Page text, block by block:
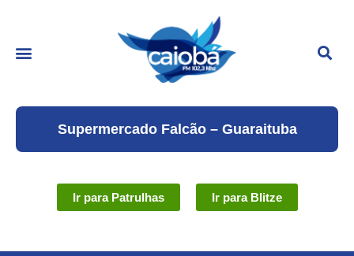
Supermercado Falcão – Guaraituba
Ir para Patrulhas Ir para Blitze